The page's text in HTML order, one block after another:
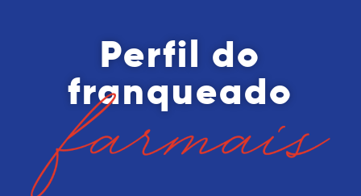
Perfil do
franqueado